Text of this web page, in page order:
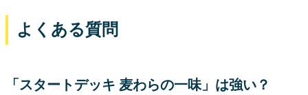
よくある質問
「スタートデッキ 麦わらの一味」は強い？